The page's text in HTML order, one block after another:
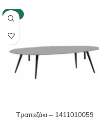
-40%
Τραπεζάκι – 1411010059